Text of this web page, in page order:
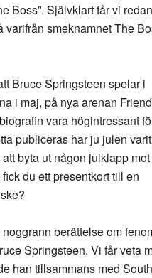
Boss”. Självklart får vi
varifrån smeknamnet The
Bruce Springsteen spelar i
i maj, på nya arenan
vara högintressant
publiceras har ju julen
byta ut någon julklapp
du ett presentkort till en
berättelse om
Springsteen. Vi får veta
han tillsammans med